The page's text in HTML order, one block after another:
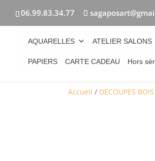
06.99.83.34.77
AQUARELLES ATELIER SALONS
PAPIERS CARTE CADEAU Hors
Accueil / DECOUPES BOIS